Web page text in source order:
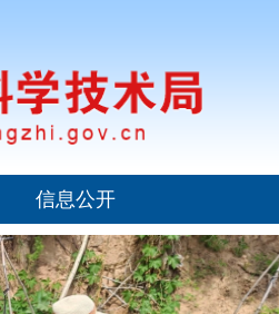
信息公开